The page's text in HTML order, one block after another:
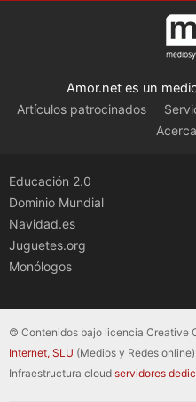
Amor.net es un
Artículos patrocinados
Educación 2.0
Dominio Mundial
Navidad.es
Juguetes.org
Monólogos
© Contenidos bajo licencia Creative
Internet, SLU (Medios y Redes
Infraestructura cloud servidores